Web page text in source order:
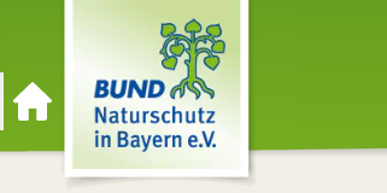
Zur Startseite